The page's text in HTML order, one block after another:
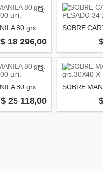
$ 18 296,00
$ 25 118,00